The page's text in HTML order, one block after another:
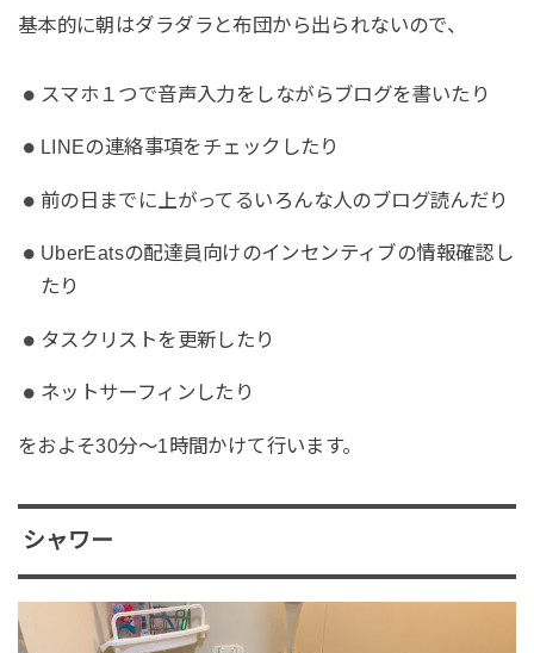
基本的に朝はダラダラと布団から出られないので、
スマホ１つで音声入力をしながらブログを書いたり
LINEの連絡事項をチェックしたり
前の日までに上がってるいろんな人のブログ読んだり
UberEatsの配達員向けのインセンティブの情報確認し
たり
タスクリストを更新したり
ネットサーフィンしたり
をおよそ30分〜1時間かけて行います。
シャワー